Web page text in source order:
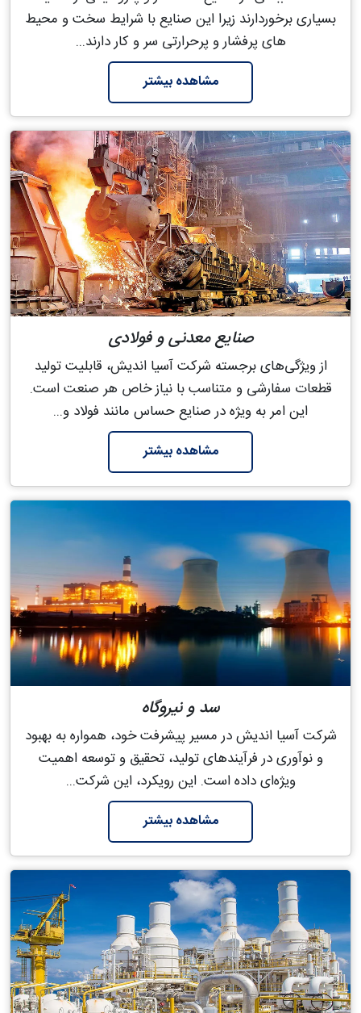
بسیاری برخوردارند زیرا این صنایع با شرایط سخت و محیط
های پرفشار و پرحرارتی سر و کار دارند...
مشاهده بیشتر
صنایع معدنی و فولادی
از ویژگی‌های برجسته شرکت آسیا اندیش، قابلیت تولید
قطعات سفارشی و متناسب با نیاز خاص هر صنعت است.
این امر به ویژه در صنایع حساس مانند فولاد و...
مشاهده بیشتر
سد و نیروگاه
شرکت آسیا اندیش در مسیر پیشرفت خود، همواره به بهبود
و نوآوری در فرآیندهای تولید، تحقیق و توسعه اهمیت
ویژه‌ای داده است. این رویکرد، این شرکت...
مشاهده بیشتر